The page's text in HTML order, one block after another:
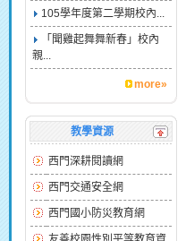
105學年度第二學期校內...
「聞雞起舞舞新春」校內
親...
more»
教學資源
西門深耕閱讀網
西門交通安全網
西門國小防災教育網